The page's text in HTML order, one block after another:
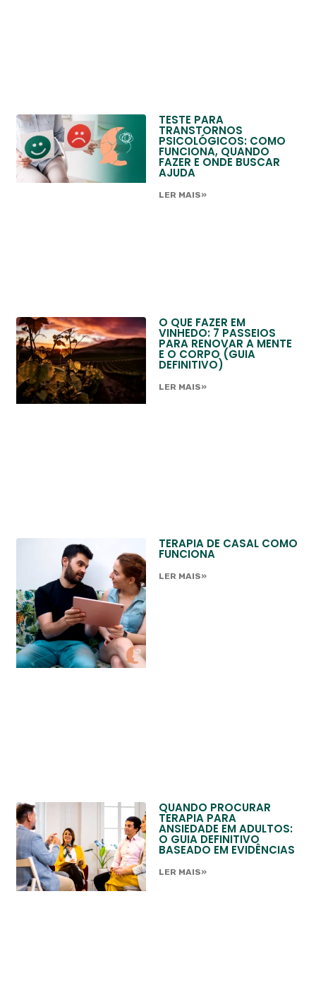
TESTE PARA
TRANSTORNOS
PSICOLÓGICOS: COMO
FUNCIONA, QUANDO
FAZER E ONDE BUSCAR
AJUDA
LER MAIS»
O QUE FAZER EM
VINHEDO: 7 PASSEIOS
PARA RENOVAR A MENTE
E O CORPO (GUIA
DEFINITIVO)
LER MAIS»
TERAPIA DE CASAL COMO
FUNCIONA
LER MAIS»
QUANDO PROCURAR
TERAPIA PARA
ANSIEDADE EM ADULTOS:
O GUIA DEFINITIVO
BASEADO EM EVIDÊNCIAS
LER MAIS»